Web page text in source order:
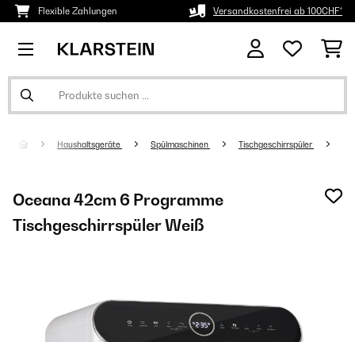
Flexible Zahlungen Versandkostenfrei ab 100CHF*
Haushaltsgeräte Spülmaschinen Tischgeschirrspüler
Oceana 42cm 6 Programme
Tischgeschirrspüler Weiß